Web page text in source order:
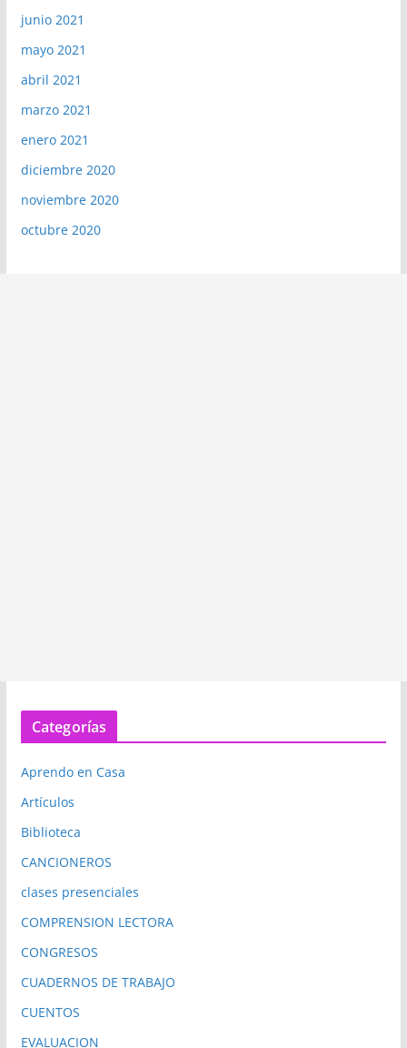
junio 2021
mayo 2021
abril 2021
marzo 2021
enero 2021
diciembre 2020
noviembre 2020
octubre 2020
Categorías
Aprendo en Casa
Artículos
Biblioteca
CANCIONEROS
clases presenciales
COMPRENSION LECTORA
CONGRESOS
CUADERNOS DE TRABAJO
CUENTOS
EVALUACION